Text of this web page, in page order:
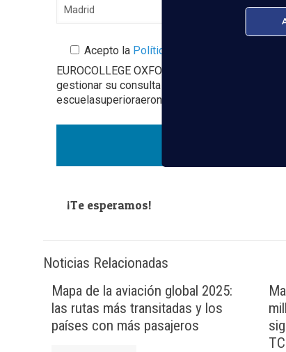
Acepto la Política de Privacidad
EUROCOLLEGE OXFORD ENGLISH
gestionar su consulta y darle respuesta.
escuelasuperioraeronautica.com. Para más
¡Te esperamos!
Noticias Relacionadas
Mapa de la aviación global 2025:
las rutas más transitadas y los
países con más pasajeros